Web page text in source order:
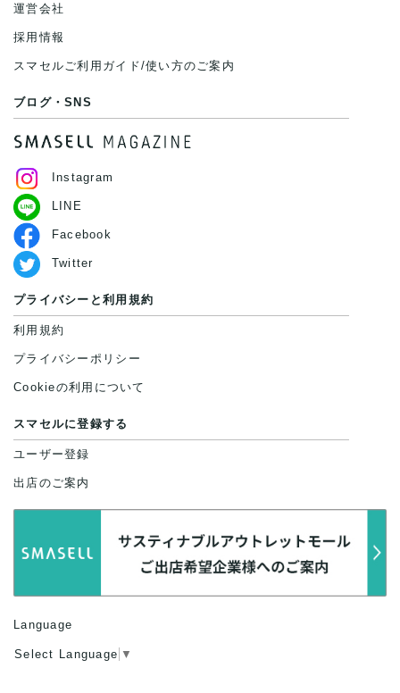
運営会社
採用情報
スマセルご利用ガイド/使い方のご案内
ブログ・SNS
Instagram
LINE
Facebook
Twitter
プライバシーと利用規約
利用規約
プライバシーポリシー
Cookieの利用について
スマセルに登録する
ユーザー登録
出店のご案内
Language
Select Language ▼